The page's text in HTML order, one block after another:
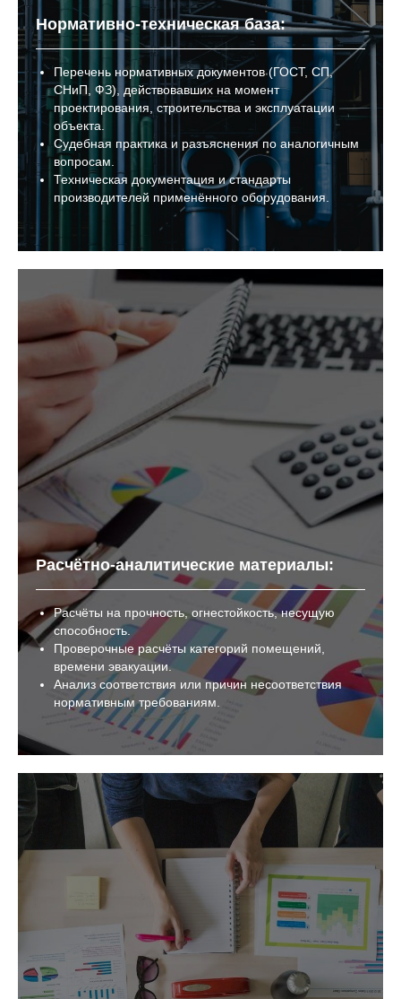
Нормативно-техническая база:
Перечень нормативных документов (ГОСТ, СП,
СНиП, ФЗ), действовавших на момент
проектирования, строительства и эксплуатации
объекта.
Судебная практика и разъяснения по аналогичным
вопросам.
Техническая документация и стандарты
производителей применённого оборудования.
Расчётно-аналитические материалы:
Расчёты на прочность, огнестойкость, несущую
способность.
Проверочные расчёты категорий помещений,
времени эвакуации.
Анализ соответствия или причин несоответствия
нормативным требованиям.